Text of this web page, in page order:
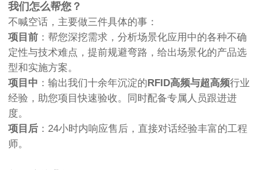
我们怎么帮您？
不喊空话，主要做三件具体的事：
项目前 ：帮您深挖需求，分析场景化应用中的各种不确
定性与技术难点，提前规避弯路，给出场景化的产品选
型和实施方案。
项目中 ：输出我们十余年沉淀的RFID高频与超高频行业
经验，助您项目快速验收。同时配备专属人员跟进进
度。
项目后 ：24小时内响应售后，直接对话经验丰富的工程
师。